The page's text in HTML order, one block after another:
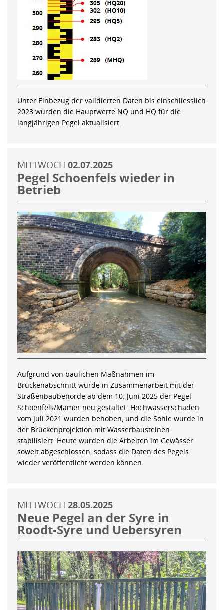
Unter Einbezug der validierten Daten bis einschliesslich
2023 wurden die Hauptwerte NQ und HQ für die
langjährigen Pegel aktualisiert.
MITTWOCH 02.07.2025
Pegel Schoenfels wieder in
Betrieb
Aufgrund von baulichen Maßnahmen im
Brückenabschnitt wurde in Zusammenarbeit mit der
Straßenbaubehörde ab dem 10. Juni 2025 der Pegel
Schoenfels/Mamer neu gestaltet. Hochwasserschäden
vom Juli 2021 wurden behoben, und die Sohle wurde in
der Brückenprojektion mit Wasserbausteinen
stabilisiert. Heute wurden die Arbeiten im Gewässer
soweit abgeschlossen, sodass die Daten des Pegels
wieder veröffentlicht werden können.
MITTWOCH 28.05.2025
Neue Pegel an der Syre in
Roodt-Syre und Uebersyren